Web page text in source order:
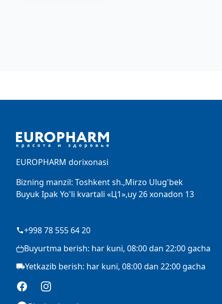
EUROPHARM dorixonasi
Bizning manzil: Toshkent sh.,Mirzo Ulug'bek
Buyuk Ipak Yo'li kvartali «Ц1»,uy 26 xonadon 13
+998 78 555 64 20
Buyurtma berish: har kuni, 08:00 dan 22:00 gacha
Yetkazib berish: har kuni, 08:00 dan 22:00 gacha
FacebookInstagram